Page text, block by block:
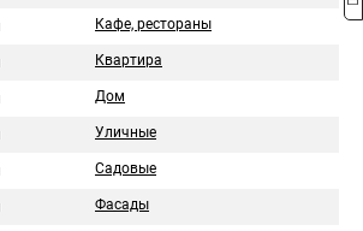
Кафе, рестораны
Квартира
Дом
Уличные
Садовые
Фасады